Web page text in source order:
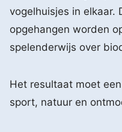
vogelhuisjes in elkaar.
opgehangen worden
spelenderwijs over
Het resultaat moet
sport, natuur en